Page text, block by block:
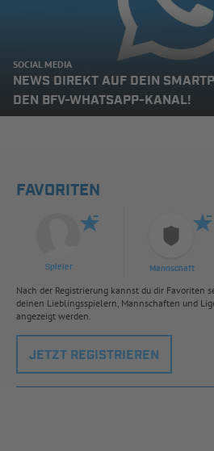
SOCIAL MEDIA
NEWS DIREKT AUF DEIN
DEN BFV-WHATSAPP-KANAL!
FAVORITEN
Spieler Mannschaft
Nach der Registrierung kannst du dir Favoriten
deinen Lieblingsspielern, Mannschaften und
angezeigt werden.
JETZT REGISTRIEREN